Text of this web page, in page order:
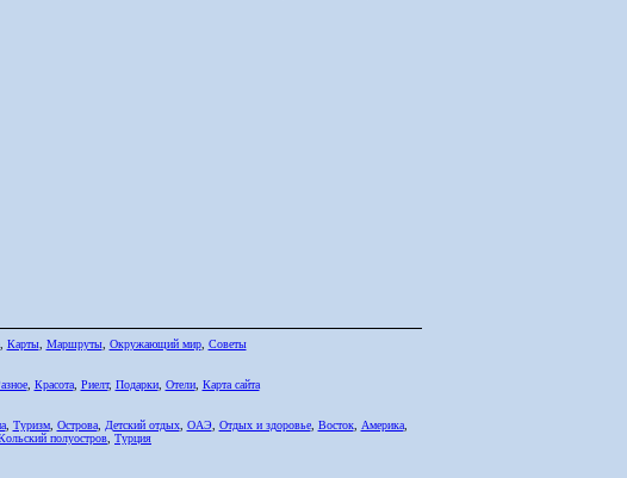
Карты, Маршруты, Окружающий мир, Советы
, Красота, Риелт, Подарки, Отели, Карта сайта
, Туризм, Острова, Детский отдых, ОАЭ, Отдых и здоровье, Восток, Америка,
полуостров Турция